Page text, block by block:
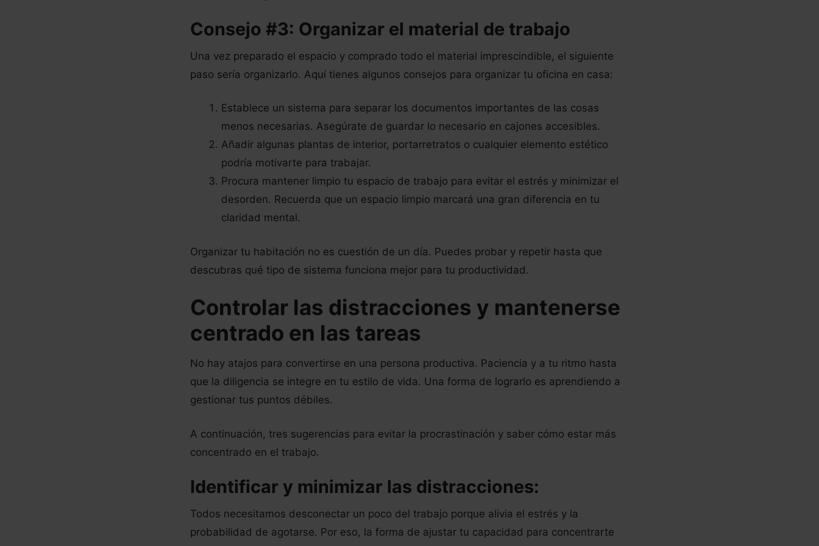
Consejo #3: Organizar el material de trabajo
Una vez preparado el espacio y comprado todo el material imprescindible, el siguiente
paso sería organizarlo. Aquí tienes algunos consejos para organizar tu oficina en casa:
Establece un sistema para separar los documentos importantes de las cosas
menos necesarias. Asegúrate de guardar lo necesario en cajones accesibles.
Añadir algunas plantas de interior, portarretratos o cualquier elemento estético
podría motivarte para trabajar.
Procura mantener limpio tu espacio de trabajo para evitar el estrés y minimizar el
desorden. Recuerda que un espacio limpio marcará una gran diferencia en tu
claridad mental.
Organizar tu habitación no es cuestión de un día. Puedes probar y repetir hasta que
descubras qué tipo de sistema funciona mejor para tu productividad.
Controlar las distracciones y mantenerse
centrado en las tareas
No hay atajos para convertirse en una persona productiva. Paciencia y a tu ritmo hasta
que la diligencia se integre en tu estilo de vida. Una forma de lograrlo es aprendiendo a
gestionar tus puntos débiles.
A continuación, tres sugerencias para evitar la procrastinación y saber cómo estar más
concentrado en el trabajo.
Identificar y minimizar las distracciones:
Todos necesitamos desconectar un poco del trabajo porque alivia el estrés y la
probabilidad de agotarse. Por eso, la forma de ajustar tu capacidad para concentrarte